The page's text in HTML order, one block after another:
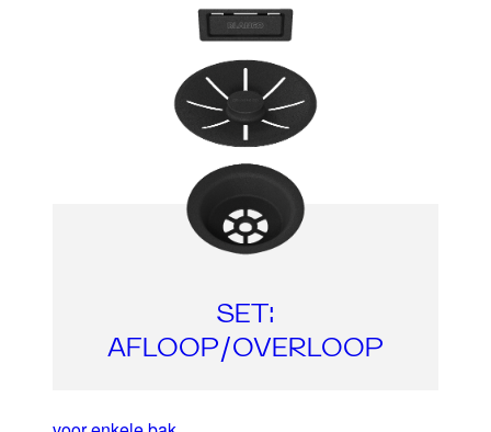
SET:
AFLOOP/OVERLOOP